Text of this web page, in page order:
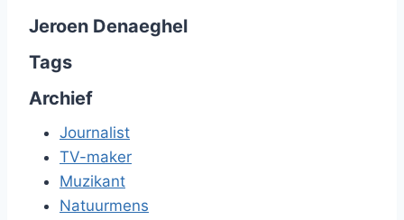
Jeroen Denaeghel
Tags
Archief
Journalist
TV-maker
Muzikant
Natuurmens